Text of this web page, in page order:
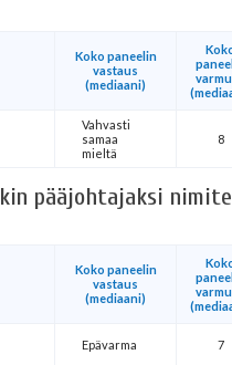
Koko paneelin
vastaus
(mediaani)
Vahvasti
samaa
mieltä
8
pääjohtajaksi
Koko paneelin
vastaus
(mediaani)
Epävarma 7